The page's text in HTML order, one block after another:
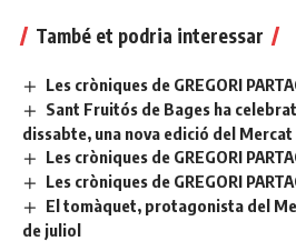
També et podria interessar
Les cròniques de GREGORI
Sant Fruitós de Bages ha
dissabte, una nova edició del
Les cròniques de GREGORI
Les cròniques de GREGORI
El tomàquet, protagonista del
de juliol